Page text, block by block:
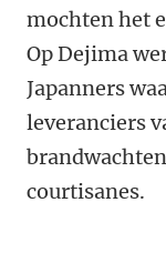
mochten het
Op Dejima
Japanners
leveranciers
courtisanes.